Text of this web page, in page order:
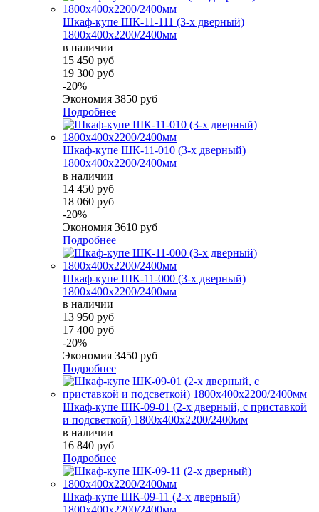
Шкаф-купе ШК-11-111 (3-х дверный)
1800х400х2200/2400мм
в наличии
15 450 руб
19 300 руб
-20%
Экономия 3850 руб
Подробнее
Шкаф-купе ШК-11-010 (3-х дверный)
1800х400х2200/2400мм
в наличии
14 450 руб
18 060 руб
-20%
Экономия 3610 руб
Подробнее
Шкаф-купе ШК-11-000 (3-х дверный)
1800х400х2200/2400мм
в наличии
13 950 руб
17 400 руб
-20%
Экономия 3450 руб
Подробнее
Шкаф-купе ШК-09-01 (2-х дверный, с приставкой
и подсветкой) 1800х400х2200/2400мм
в наличии
16 840 руб
Подробнее
Шкаф-купе ШК-09-11 (2-х дверный)
1800х400х2200/2400мм